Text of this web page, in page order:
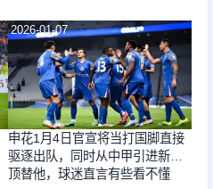
2026-01-07
申花1月4日官宣将当打国脚直接
驱逐出队，同时从中甲引进新援
顶替他，球迷直言有些看不懂